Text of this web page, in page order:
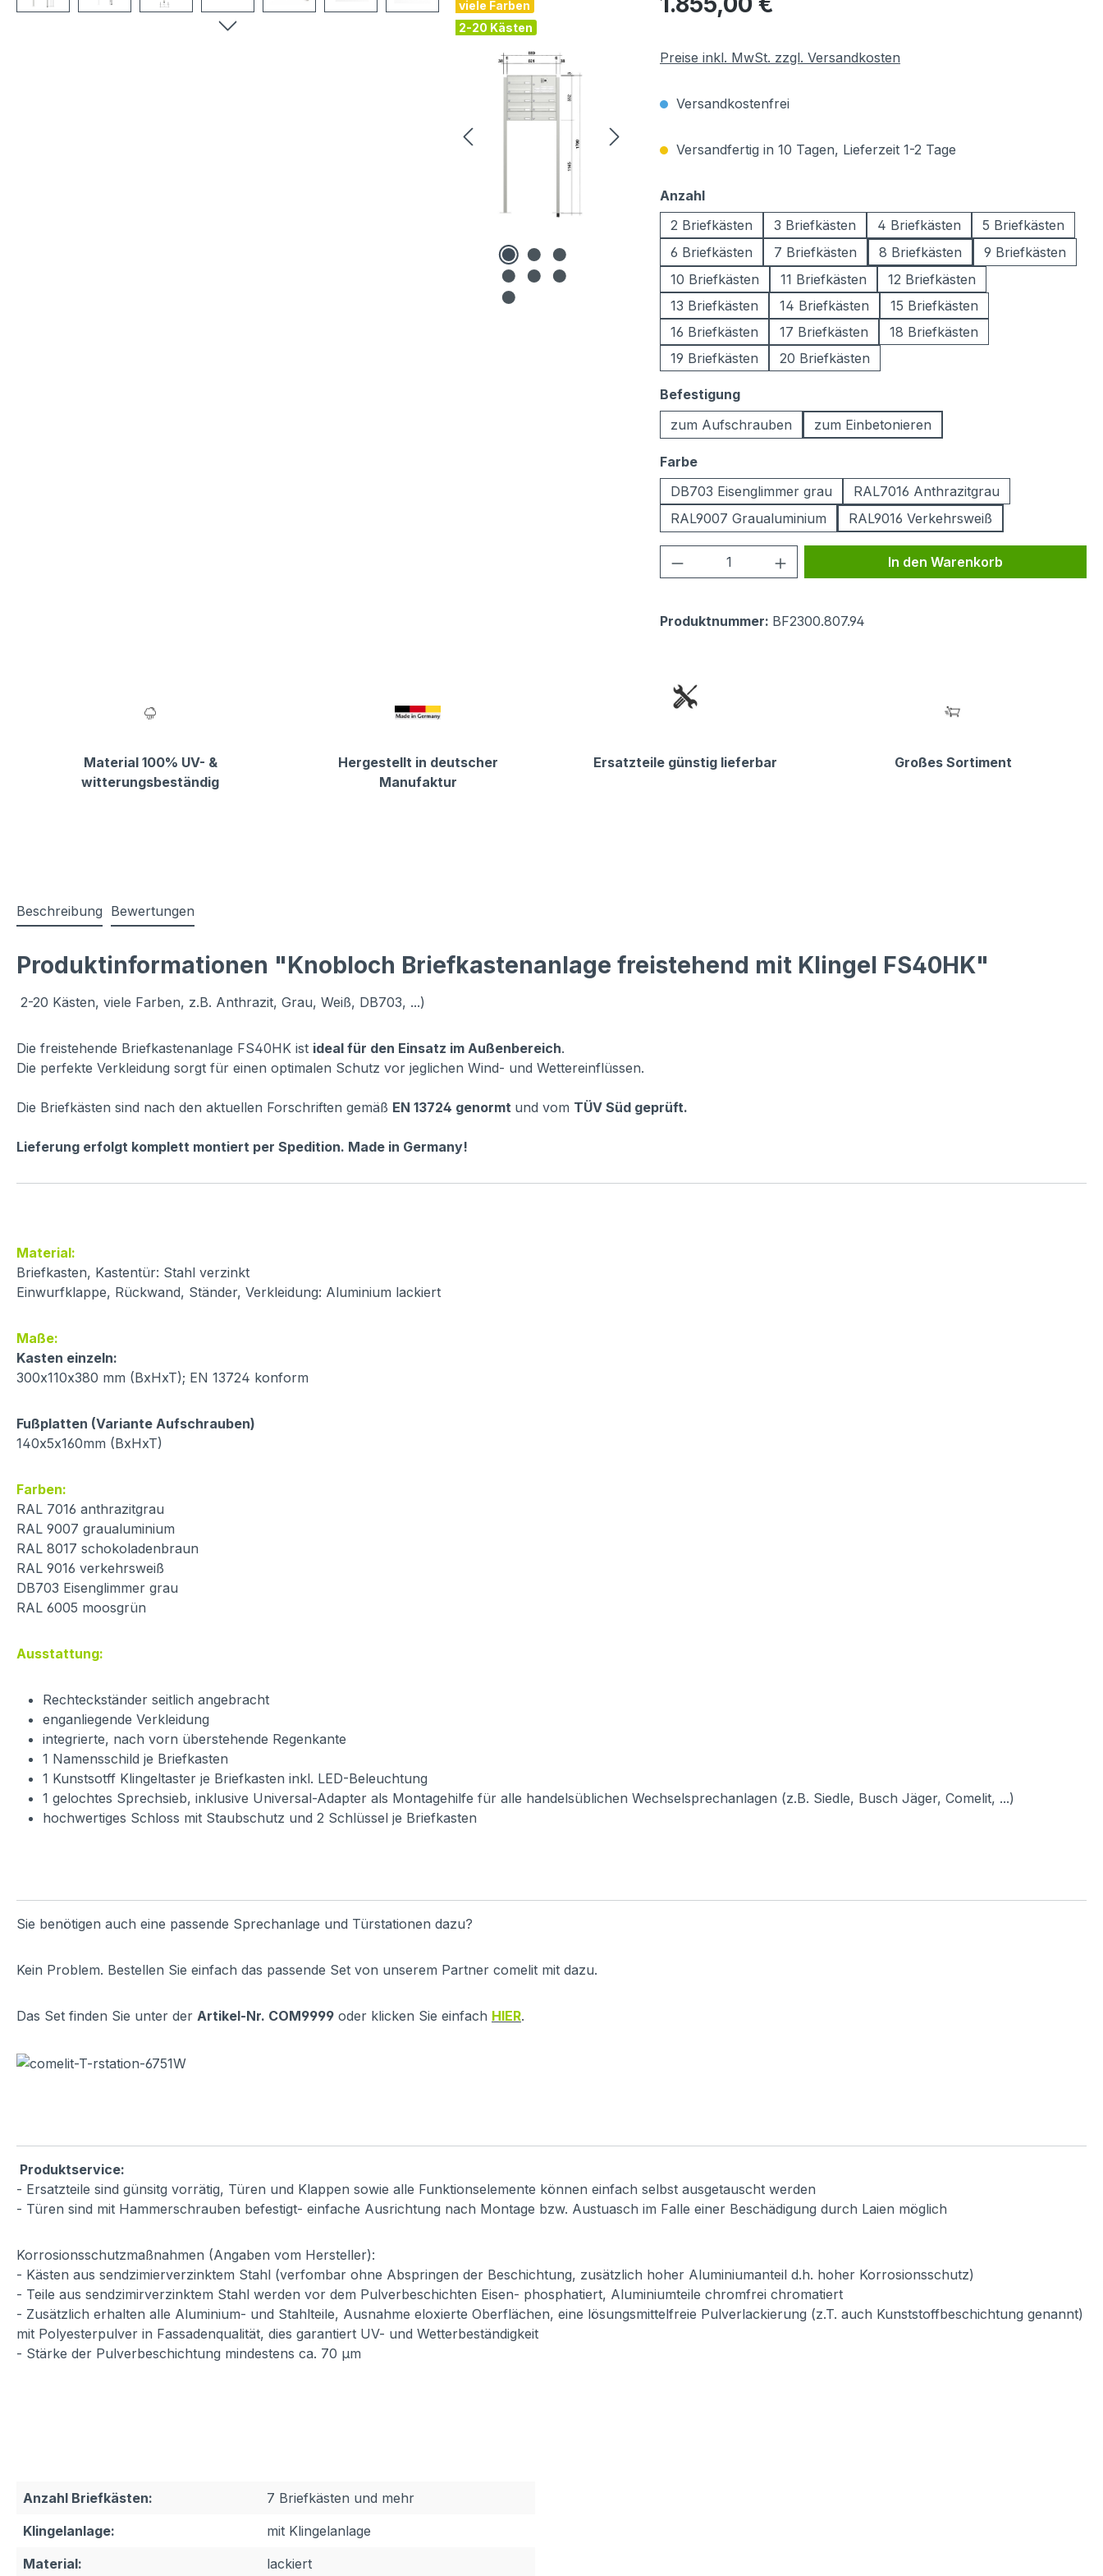
viele Farben
2-20 Kästen
Preise inkl. MwSt. zzgl. Versandkosten
Versandkostenfrei
Versandfertig in 10 Tagen, Lieferzeit 1-2 Tage
Anzahlauswählen
2 Briefkästen
3 Briefkästen 4 Briefkästen
5 Briefkästen
6 Briefkästen
7 Briefkästen 8 Briefkästen
9 Briefkästen
10 Briefkästen
11 Briefkästen
12 Briefkästen
13 Briefkästen
14 Briefkästen
15 Briefkästen
16 Briefkästen
17 Briefkästen
18 Briefkästen
19 Briefkästen
20 Briefkästen
Befestigungauswählen
zum Aufschrauben
zum Einbetonieren
Farbeauswählen
DB703 Eisenglimmer grau
RAL7016 Anthrazitgrau
RAL9007 Graualuminium
RAL9016 Verkehrsweiß
Produkt Anzahl: Gib den gewünschten Wert
In den Warenkorb
Produktnummer: BF2300.807.94
Material 100% UV- &
witterungsbeständig
Hergestellt in deutscher
Manufaktur
Ersatzteile günstig lieferbar Großes Sortiment
Beschreibung Bewertungen
Produktinformationen "Knobloch Briefkastenanlage freistehend mit Klingel FS40HK"
2-20 Kästen, viele Farben, z.B. Anthrazit, Grau, Weiß, DB703, ...)
Die freistehende Briefkastenanlage FS40HK ist ideal für den Einsatz im Außenbereich.
Die perfekte Verkleidung sorgt für einen optimalen Schutz vor jeglichen Wind- und Wettereinflüssen.
Die Briefkästen sind nach den aktuellen Forschriften gemäß EN 13724 genormt und vom TÜV Süd geprüft.
Lieferung erfolgt komplett montiert per Spedition. Made in Germany!
Material:
Briefkasten, Kastentür: Stahl verzinkt
Einwurfklappe, Rückwand, Ständer, Verkleidung: Aluminium lackiert
Maße:
Kasten einzeln:
300x110x380 mm (BxHxT); EN 13724 konform
Fußplatten (Variante Aufschrauben)
140x5x160mm (BxHxT)
Farben:
RAL 7016 anthrazitgrau
RAL 9007 graualuminium
RAL 8017 schokoladenbraun
RAL 9016 verkehrsweiß
DB703 Eisenglimmer grau
RAL 6005 moosgrün
Ausstattung:
Rechteckständer seitlich angebracht
enganliegende Verkleidung
integrierte, nach vorn überstehende Regenkante
1 Namensschild je Briefkasten
1 Kunstsotff Klingeltaster je Briefkasten inkl. LED-Beleuchtung
1 gelochtes Sprechsieb, inklusive Universal-Adapter als Montagehilfe für alle handelsüblichen Wechselsprechanlagen (z.B. Siedle, Busch Jäger, Comelit, ...)
hochwertiges Schloss mit Staubschutz und 2 Schlüssel je Briefkasten
Sie benötigen auch eine passende Sprechanlage und Türstationen dazu?
Kein Problem. Bestellen Sie einfach das passende Set von unserem Partner comelit mit dazu.
Das Set finden Sie unter der Artikel-Nr. COM9999 oder klicken Sie einfach HIER.
Produktservice:
- Ersatzteile sind günsitg vorrätig, Türen und Klappen sowie alle Funktionselemente können einfach selbst ausgetauscht werden
- Türen sind mit Hammerschrauben befestigt- einfache Ausrichtung nach Montage bzw. Austuasch im Falle einer Beschädigung durch Laien möglich
Korrosionsschutzmaßnahmen (Angaben vom Hersteller):
- Kästen aus sendzimierverzinktem Stahl (verfombar ohne Abspringen der Beschichtung, zusätzlich hoher Aluminiumanteil d.h. hoher Korrosionsschutz)
- Teile aus sendzimirverzinktem Stahl werden vor dem Pulverbeschichten Eisen- phosphatiert, Aluminiumteile chromfrei chromatiert
- Zusätzlich erhalten alle Aluminium- und Stahlteile, Ausnahme eloxierte Oberflächen, eine lösungsmittelfreie Pulverlackierung (z.T. auch Kunststoffbeschichtung genannt)
mit Polyesterpulver in Fassadenqualität, dies garantiert UV- und Wetterbeständigkeit
- Stärke der Pulverbeschichtung mindestens ca. 70 µm
Anzahl Briefkästen:
7 Briefkästen und mehr
Klingelanlage:
mit Klingelanlage
Material:
lackiert